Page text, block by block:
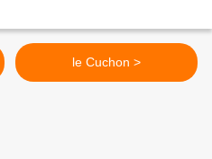
le Cuchon >